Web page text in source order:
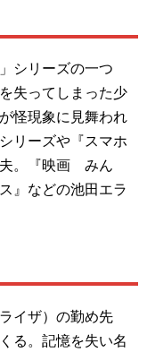
シリーズの一つ
失ってしまった少
怪現象に見舞われ
リーズや『スマホ
夫。『映画 みん
』などの池田エラ
イザ）の勤め先
る。記憶を失い名